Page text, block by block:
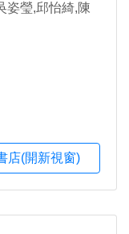
姿瑩,邱怡綺,陳
店(開新視窗)